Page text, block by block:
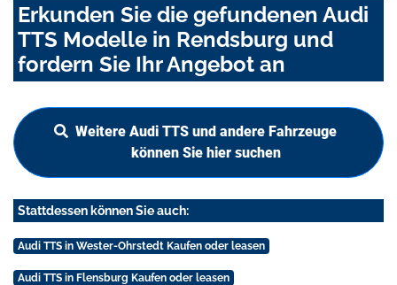
Erkunden Sie die gefundenen Audi
TTS Modelle in Rendsburg und
fordern Sie Ihr Angebot an
Weitere Audi TTS und andere Fahrzeuge
können Sie hier suchen
Stattdessen können Sie auch:
Audi TTS in Wester-Ohrstedt Kaufen oder leasen
Audi TTS in Flensburg Kaufen oder leasen